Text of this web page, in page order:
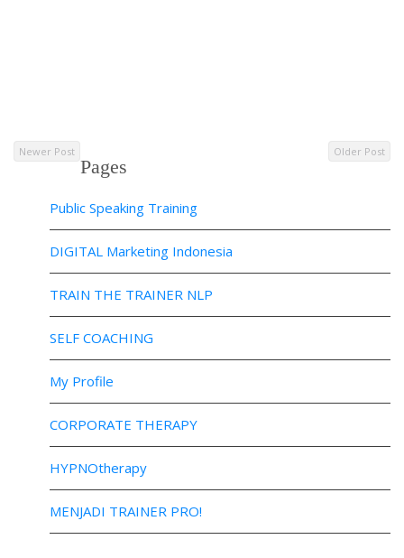
Newer Post Older Post
Pages
Public Speaking Training
DIGITAL Marketing Indonesia
TRAIN THE TRAINER NLP
SELF COACHING
My Profile
CORPORATE THERAPY
HYPNOtherapy
MENJADI TRAINER PRO!